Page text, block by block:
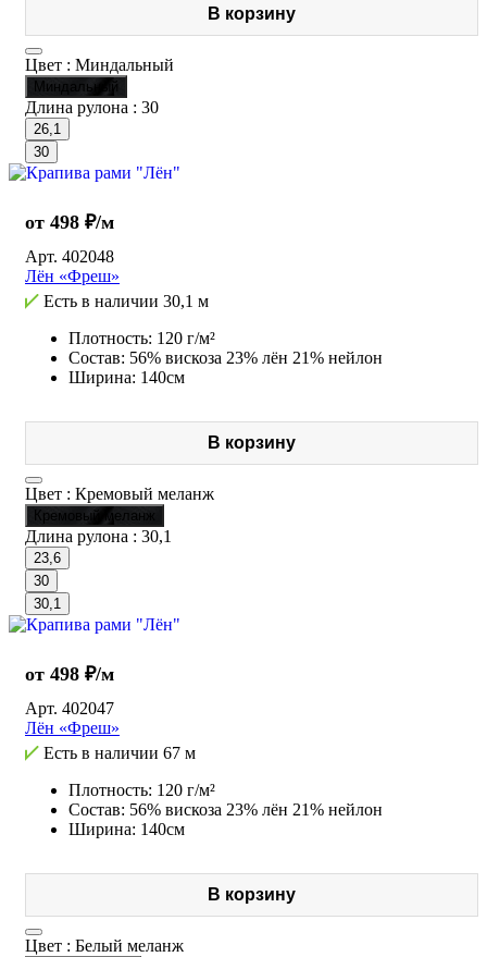
В корзину
Цвет : Миндальный
Миндальный
Длина рулона : 30
26,1
30
от 498 ₽/м
Арт. 402048
Лён «Фреш»
Есть в наличии 30,1 м
Плотность: 120 г/м²
Состав: 56% вискоза 23% лён 21% нейлон
Ширина: 140см
В корзину
Цвет : Кремовый меланж
Кремовый меланж
Длина рулона : 30,1
23,6
30
30,1
от 498 ₽/м
Арт. 402047
Лён «Фреш»
Есть в наличии 67 м
Плотность: 120 г/м²
Состав: 56% вискоза 23% лён 21% нейлон
Ширина: 140см
В корзину
Цвет : Белый меланж